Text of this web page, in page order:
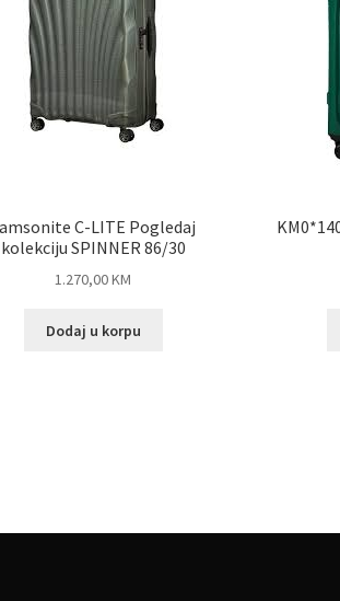
C-LITE Pogledaj
kolekciju SPINNER 86/30
1.270,00KM
Dodaj u korpu